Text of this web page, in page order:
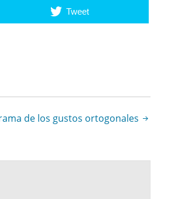
Tweet
de los gustos ortogonales